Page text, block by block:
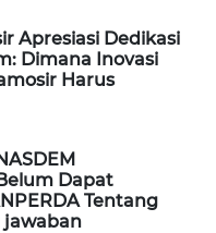
Apresiasi Dedikasi
Dimana Inovasi
Harus
Dapat
Tentang